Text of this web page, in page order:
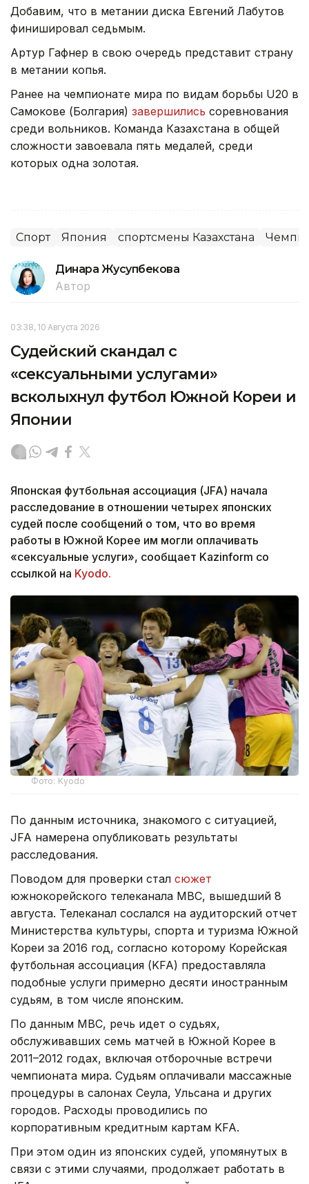
Добавим, что в метании диска Евгений Лабутов
финишировал седьмым.
Артур Гафнер в свою очередь представит страну
в метании копья.
Ранее на чемпионате мира по видам борьбы U20 в
Самокове (Болгария) завершились соревнования
среди вольников. Команда Казахстана в общей
сложности завоевала пять медалей, среди
которых одна золотая.
Спорт Япония спортсмены Казахстана
Динара Жусупбекова
Автор
03:38, 10 Августа 2026
Судейский скандал с
«сексуальными услугами»
всколыхнул футбол Южной Кореи и
Японии
Японская футбольная ассоциация (JFA) начала
расследование в отношении четырех японских
судей после сообщений о том, что во время
работы в Южной Корее им могли оплачивать
«сексуальные услуги», сообщает Kazinform со
ссылкой на Kyodo.
Фото: Kyodo
По данным источника, знакомого с ситуацией,
JFA намерена опубликовать результаты
расследования.
Поводом для проверки стал сюжет
южнокорейского телеканала MBC, вышедший 8
августа. Телеканал сослался на аудиторский отчет
Министерства культуры, спорта и туризма Южной
Кореи за 2016 год, согласно которому Корейская
футбольная ассоциация (KFA) предоставляла
подобные услуги примерно десяти иностранным
судьям, в том числе японским.
По данным MBC, речь идет о судьях,
обслуживавших семь матчей в Южной Корее в
2011–2012 годах, включая отборочные встречи
чемпионата мира. Судьям оплачивали массажные
процедуры в салонах Сеула, Ульсана и других
городов. Расходы проводились по
корпоративным кредитным картам KFA.
При этом один из японских судей, упомянутых в
связи с этими случаями, продолжает работать в